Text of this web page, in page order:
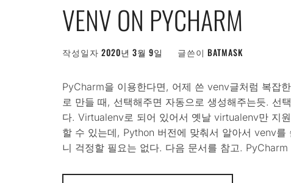
VENV ON PYCHARM
작성일자 2020년 3월 9일 글쓴이 BATMASK
PyCharm을 이용한다면, 어제 쓴 venv글처럼 복잡
로 만들 때, 선택해주면 자동으로 생성해주는듯. 선
다. Virtualenv로 되어 있어서 옛날 virtualenv만 지
할 수 있는데, Python 버전에 맞춰서 알아서 venv
니 걱정할 필요는 없다. 다음 문서를 참고. PyCharm